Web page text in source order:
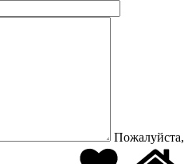
Пожалуйста,